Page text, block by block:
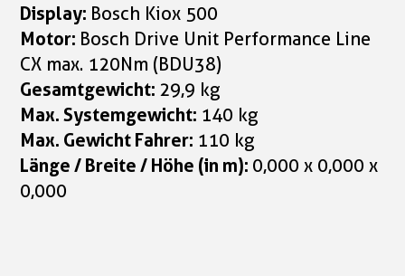
Display: Bosch Kiox 500
Motor: Bosch Drive Unit Performance Line
CX max. 120Nm (BDU38)
Gesamtgewicht: 29,9 kg
Max. Systemgewicht: 140 kg
Max. Gewicht Fahrer: 110 kg
Länge / Breite / Höhe (in m): 0,000 x 0,000 x
0,000